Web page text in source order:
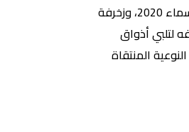
يقدم لكم موقعنا في هذه المقالة مجموعة من زخرفة اسماء، وزخرفة الأسماء فري فاير، وزخرفة اسماء ببجي، وزخرفة أسماء إنجليزي، وزخرفة اسماء 2020، وزخرفة
لتلبي أذواق
المنتقاة